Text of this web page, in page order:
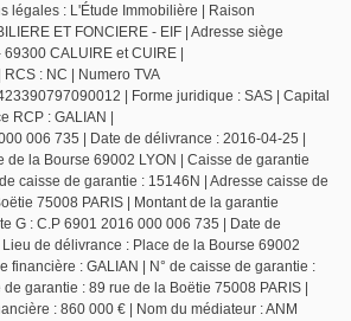
légales : L'Étude Immobilière | Raison
ET FONCIERE - EIF | Adresse siège
CALUIRE et CUIRE |
: NC | Numero TVA
| Forme juridique : SAS | Capital
RCP : GALIAN |
006 735 | Date de délivrance : 2016-04-25 |
de la Bourse 69002 LYON | Caisse de garantie
caisse de garantie : 15146N | Adresse caisse de
75008 PARIS | Montant de la garantie
G : C.P 6901 2016 000 006 735 | Date de
de délivrance : Place de la Bourse 69002
financière : GALIAN | N° de caisse de garantie :
garantie : 89 rue de la Boëtie 75008 PARIS |
: 860 000 € | Nom du médiateur : ANM